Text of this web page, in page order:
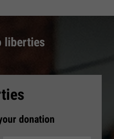
liberties
donation